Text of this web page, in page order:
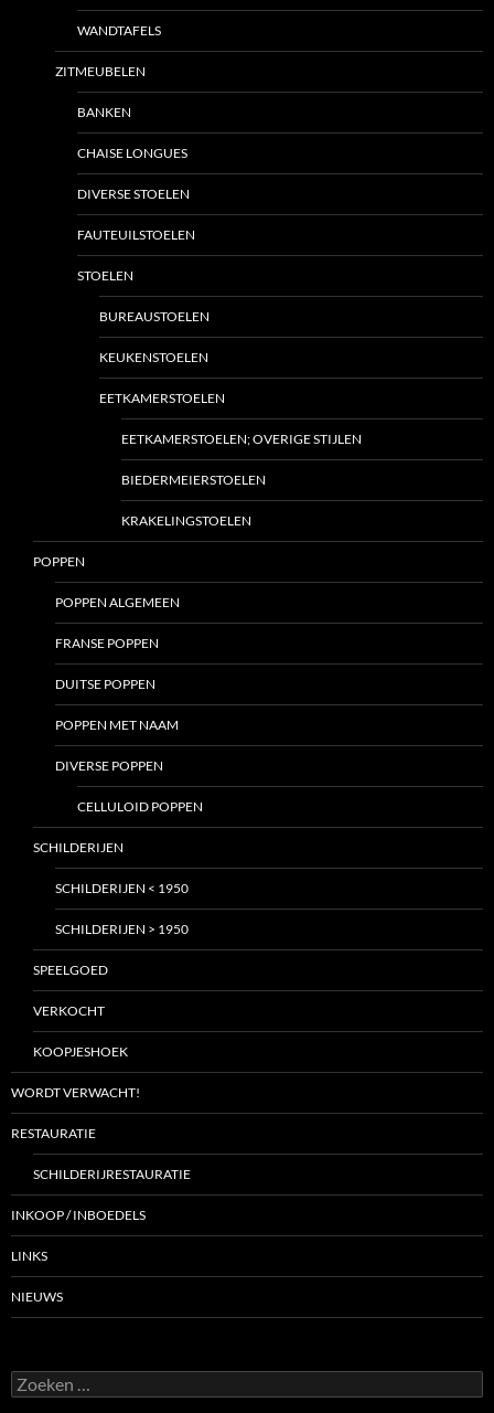
WANDTAFELS
ZITMEUBELEN
BANKEN
CHAISE LONGUES
DIVERSE STOELEN
FAUTEUILSTOELEN
STOELEN
BUREAUSTOELEN
KEUKENSTOELEN
EETKAMERSTOELEN
EETKAMERSTOELEN; OVERIGE STIJLEN
BIEDERMEIERSTOELEN
KRAKELINGSTOELEN
POPPEN
POPPEN ALGEMEEN
FRANSE POPPEN
DUITSE POPPEN
POPPEN MET NAAM
DIVERSE POPPEN
CELLULOID POPPEN
SCHILDERIJEN
SCHILDERIJEN < 1950
SCHILDERIJEN > 1950
SPEELGOED
VERKOCHT
KOOPJESHOEK
WORDT VERWACHT!
RESTAURATIE
SCHILDERIJRESTAURATIE
INKOOP / INBOEDELS
LINKS
NIEUWS
Zoeken
naar: